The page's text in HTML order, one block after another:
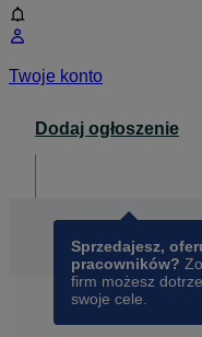
Twoje konto
Dodaj ogłoszenie
Sprzedajesz,
pracowników?
firm możesz
swoje cele.